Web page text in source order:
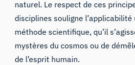
naturel. Le respect de ces
disciplines souligne
méthode scientifique, qu’il
mystères du cosmos ou de
de l’esprit humain.